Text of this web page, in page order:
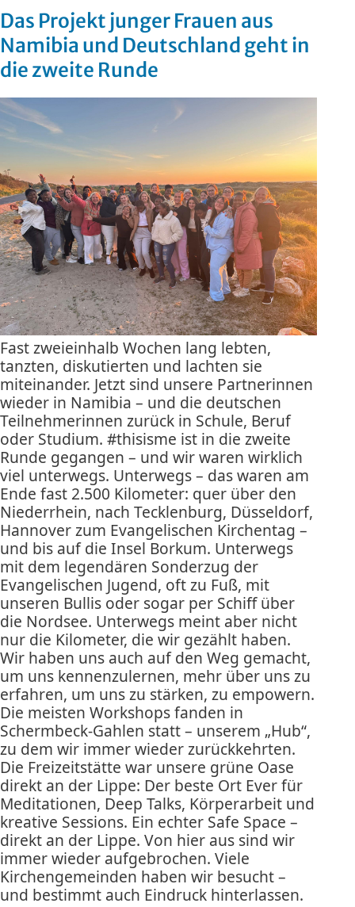
Das Projekt junger Frauen aus
Namibia und Deutschland geht in
die zweite Runde
Fast zweieinhalb Wochen lang lebten,
tanzten, diskutierten und lachten sie
miteinander. Jetzt sind unsere Partnerinnen
wieder in Namibia – und die deutschen
Teilnehmerinnen zurück in Schule, Beruf
oder Studium. #thisisme ist in die zweite
Runde gegangen – und wir waren wirklich
viel unterwegs. Unterwegs – das waren am
Ende fast 2.500 Kilometer: quer über den
Niederrhein, nach Tecklenburg, Düsseldorf,
Hannover zum Evangelischen Kirchentag –
und bis auf die Insel Borkum. Unterwegs
mit dem legendären Sonderzug der
Evangelischen Jugend, oft zu Fuß, mit
unseren Bullis oder sogar per Schiff über
die Nordsee. Unterwegs meint aber nicht
nur die Kilometer, die wir gezählt haben.
Wir haben uns auch auf den Weg gemacht,
um uns kennenzulernen, mehr über uns zu
erfahren, um uns zu stärken, zu empowern.
Die meisten Workshops fanden in
Schermbeck-Gahlen statt – unserem „Hub“,
zu dem wir immer wieder zurückkehrten.
Die Freizeitstätte war unsere grüne Oase
direkt an der Lippe: Der beste Ort Ever für
Meditationen, Deep Talks, Körperarbeit und
kreative Sessions. Ein echter Safe Space –
direkt an der Lippe. Von hier aus sind wir
immer wieder aufgebrochen. Viele
Kirchengemeinden haben wir besucht –
und bestimmt auch Eindruck hinterlassen.